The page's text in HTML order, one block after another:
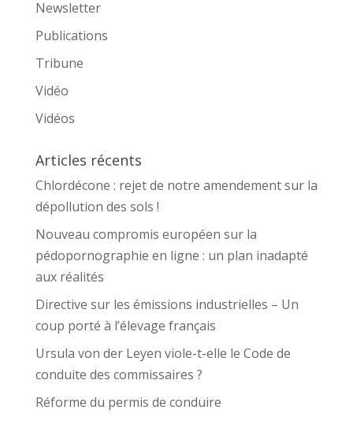
Newsletter
Publications
Tribune
Vidéo
Vidéos
Articles récents
Chlordécone : rejet de notre amendement sur la
dépollution des sols !
Nouveau compromis européen sur la
pédopornographie en ligne : un plan inadapté
aux réalités
Directive sur les émissions industrielles – Un
coup porté à l’élevage français
Ursula von der Leyen viole-t-elle le Code de
conduite des commissaires ?
Réforme du permis de conduire